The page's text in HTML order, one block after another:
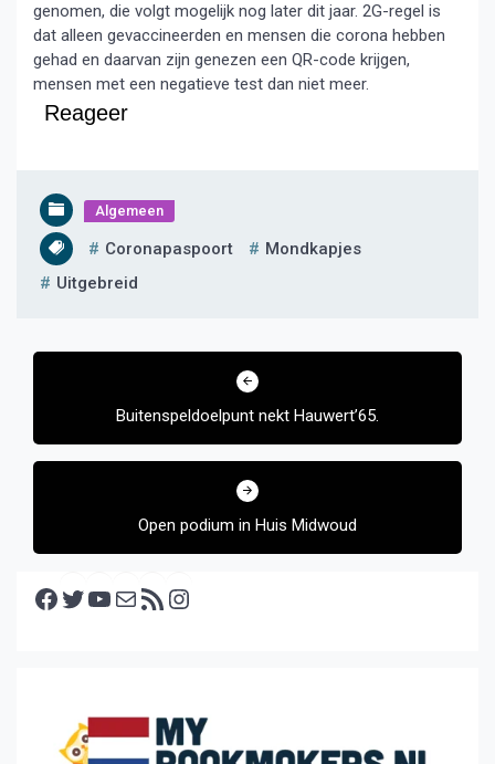
genomen, die volgt mogelijk nog later dit jaar. 2G-regel is
dat alleen gevaccineerden en mensen die corona hebben
gehad en daarvan zijn genezen een QR-code krijgen,
mensen met een negatieve test dan niet meer.
Reageer
Algemeen
Coronapaspoort
Mondkapjes
Uitgebreid
Bericht
Buitenspeldoelpunt nekt Hauwert’65.
Open podium in Huis Midwoud
Facebook Twitter YouTube E-mail RSS feed